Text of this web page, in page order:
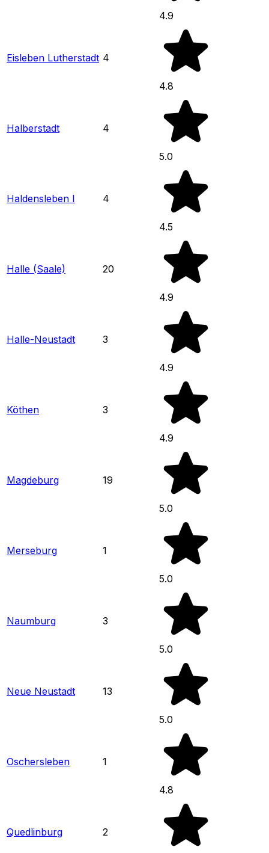
4.9
Eisleben Lutherstadt 4
4.8
Halberstadt 4
5.0
Haldensleben I 4
4.5
Halle (Saale) 20
4.9
Halle-Neustadt 3
4.9
Köthen 3
4.9
Magdeburg 19
5.0
Merseburg 1
5.0
Naumburg 3
5.0
Neue Neustadt 13
5.0
Oschersleben 1
4.8
Quedlinburg 2